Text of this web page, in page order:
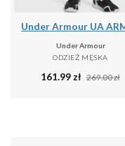
Under Armour
ODZIEŻ MĘSKA
161.99 zł 269.00zł